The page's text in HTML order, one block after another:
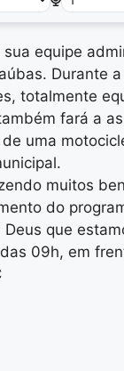
equipe
Durante
totalmente
fará a
uma
muitos
do
que
09h, em